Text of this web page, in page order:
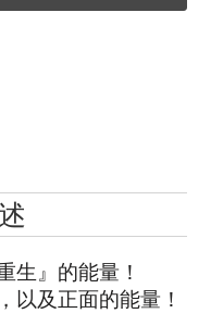
生』的能量！
以及正面的能量！